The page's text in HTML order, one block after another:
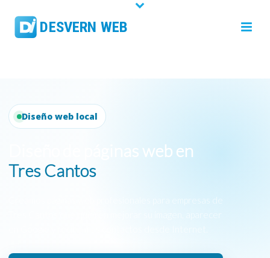
Diseño web local
Diseño de páginas web en
Tres Cantos
Creamos páginas web profesionales para empresas de